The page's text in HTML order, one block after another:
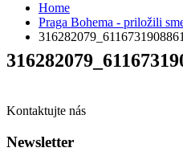
Home
Praga Bohema - priložili
Kontaktujte nás
Newsletter